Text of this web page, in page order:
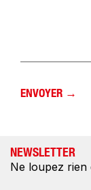
NEWSLETTER
Ne loupez rien